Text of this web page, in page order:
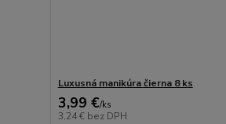
Luxusná manikúra čierna 8 ks
3,99 €/ks
3,24 € bez DPH